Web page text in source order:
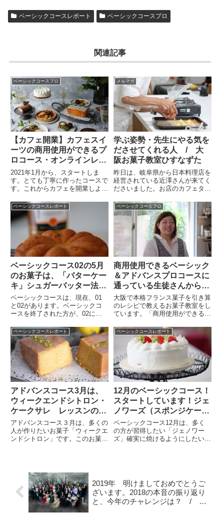
ベーシックコースレポート ベーシックコースプロ
関連記事
ベーシックコースプロ
【カフェ開業】カフェスイ
ーツの商用使用ができるプ
ロコース・オンラインレッ
スンを始めます！
2021年1月から、スタートしま
す。とても丁寧に作ったコースで
す。これからカフェを開業しよう
営されている方に向けて、おいし
い自分らしいスイーツを作ってい
ただくレッスンです。すぐにお仕
事に使っていただけます。特に...
メルマガ
学ぶ姿勢・先生にやる気を
ださせてくれる人 / 大
阪お菓子教室ひすなずた
昨日は、岐阜県から日本料理店を
経営されている近澤さんが来てく
ださいました。お店のカフェタイ
で、お菓子を基礎から学びたいと
「ベーシックコースプロ」で１年
間学んでくださいました。昨日は
シュークリームのレッスンでし
た。...
ベーシックコースレポート
ベーシックコース02の5月
のお菓子は、「バターケー
キ」シュガーバッター法と
別立て法で作る/大阪お菓
子教室ひすなずた
ベーシックコースは、現在、01
と02があります。ベーシックコ
ースを終了された方が、02に進
ずたに3年以上通い続けてくださ
っている方は、特別枠としてお席
が空いていたら、参加できますの
で、ご希望のレッスンがありま
し...
ベーシックコースプロ
商用使用できるベーシック
＆アドバンスプロコースに
通っている生徒さんから、
感想をいただきました。/
大阪お菓子教室ひすなずた
大阪で本格フランス菓子を引き算
のレシピで教えるお菓子教室をし
ています。「商用使用ができるプ
さっている方は、主に・将来カフ
ェを開業したい・お店をしたとき
に、お菓子を出したい・現在お店
をしていてプラスαのお菓子を
出...
ベーシックコースレポート
アドバンスコース3月は、
ウィークエンドシトロン・
ケークサレ レッスンの様
子・修了した方の言葉/大
阪お菓子教室ひすなずた
アドバンスコース３月は、多くの
人が作りたいお菓子「ウィークエ
ンドシトロン」です。このお菓子
なにしっとりしているのは、初め
て食べた」作り方も、「過去に
別...
ベーシックコースレポート
12月のベーシックコース！
スタートしています！ジェ
ノワーズ（スポンジケー
キ）をきちんと作りま
す！/大阪・天王寺・なん
ばお菓子教室ひすなずた
ベーシックコース12月は、多く
の方が習得したい「ジェノワー
ズ」確実に焼けるようにしたい！
のスタジオジェンマの高橋教子先
生の...
2019年 明けましておめでとうご
ざいます。2018の本音の振り返り
と、今年のチャレンジは？ / 大